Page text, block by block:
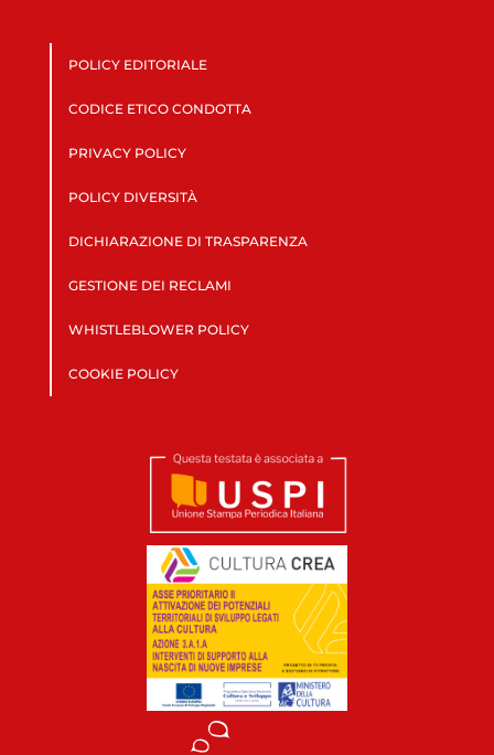
POLICY EDITORIALE
CODICE ETICO CONDOTTA
PRIVACY POLICY
POLICY DIVERSITÀ
DICHIARAZIONE DI TRASPARENZA
GESTIONE DEI RECLAMI
WHISTLEBLOWER POLICY
COOKIE POLICY